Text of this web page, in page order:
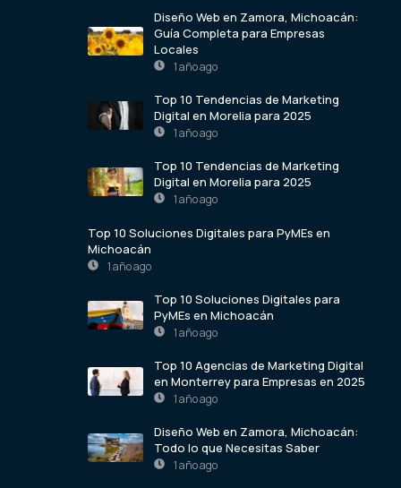
Diseño Web en Zamora, Michoacán:
Guía Completa para Empresas
Locales
1 año ago
Top 10 Tendencias de Marketing
Digital en Morelia para 2025
1 año ago
Top 10 Tendencias de Marketing
Digital en Morelia para 2025
1 año ago
Top 10 Soluciones Digitales para PyMEs en
Michoacán
1 año ago
Top 10 Soluciones Digitales para
PyMEs en Michoacán
1 año ago
Top 10 Agencias de Marketing Digital
en Monterrey para Empresas en 2025
1 año ago
Diseño Web en Zamora, Michoacán:
Todo lo que Necesitas Saber
1 año ago